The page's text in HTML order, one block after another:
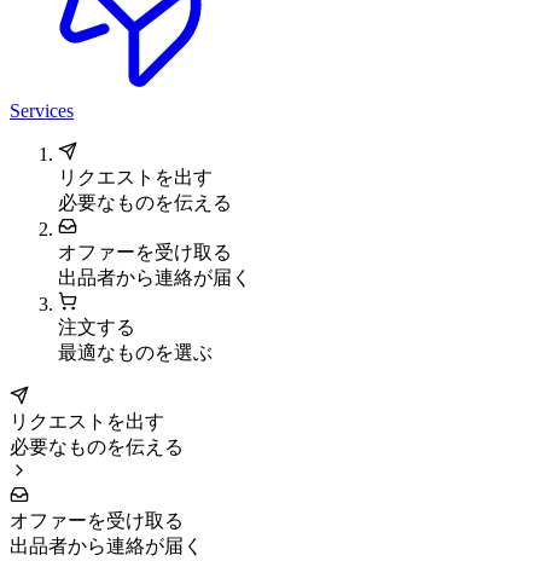
Services
リクエストを出す
必要なものを伝える
オファーを受け取る
出品者から連絡が届く
注文する
最適なものを選ぶ
リクエストを出す
必要なものを伝える
オファーを受け取る
出品者から連絡が届く